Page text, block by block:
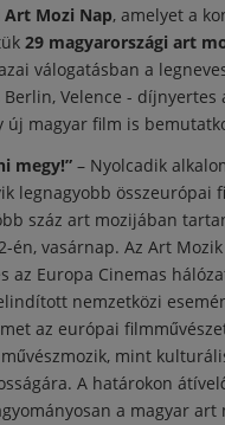
Art Mozi Nap, amelyet a
29 magyarországi art
válogatásban a
Velence - díjnyertes
új magyar film is
megy!” – Nyolcadik
legnagyobb összeurópai
száz art mozijában
én, vasárnap. Az Art
az Europa Cinemas
nemzetközi
az európai
mint
A határokon
a magyar art